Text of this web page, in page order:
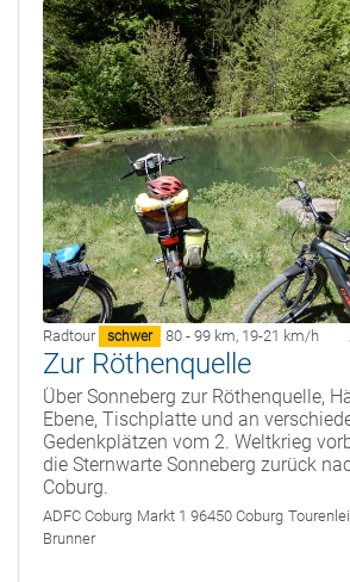
Radtour schwer 80 - 99 km, 19-21 km/h
Zur Röthenquelle
Über Sonneberg zur Röthenquelle,
Ebene, Tischplatte und an
Gedenkplätzen vom 2. Weltkrieg
die Sternwarte Sonneberg zurück
Coburg.
ADFC Coburg Markt 1 96450 Coburg
Brunner